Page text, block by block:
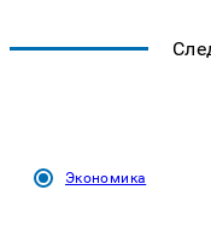
Экономика